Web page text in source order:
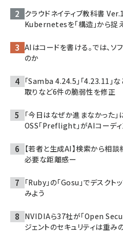
クラウドネイティブ教科書
Kubernetesを「構造」から捉
AIはコードを書ける。では、ソ
のか
「Samba 4.24.5」「4.23.11」
取りなど6件の脆弱性を修正
「今日はなぜか進まなかった
OSS「Preflight」がAIコーデ
【若者と生成AI】検索から相
必要な距離感ー
「Ruby」の「Gosu」でデスク
みよう
NVIDIAら37社が「Open
ジェントのセキュリティは重